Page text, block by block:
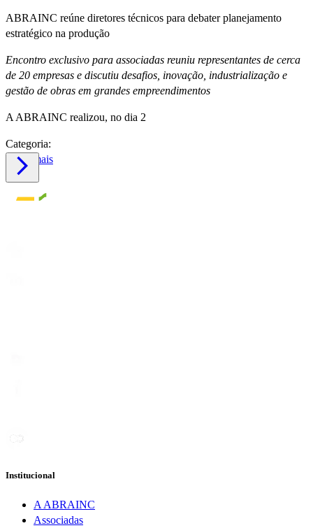
ABRAINC reúne diretores técnicos para debater planejamento
estratégico na produção
Encontro exclusivo para associadas reuniu representantes de cerca
de 20 empresas e discutiu desafios, inovação, industrialização e
gestão de obras em grandes empreendimentos
A ABRAINC realizou, no dia 2
Categoria:
Saiba mais

Institucional
A ABRAINC
Associadas